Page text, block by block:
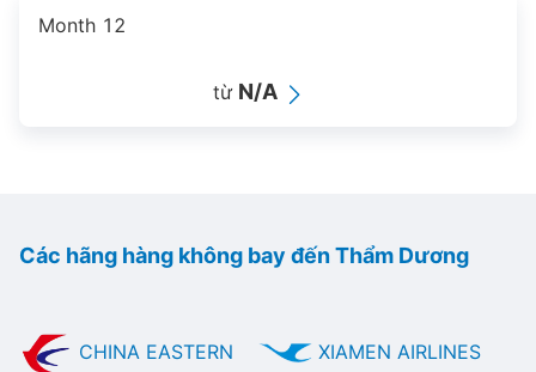
Month 12
từ N/A
Các hãng hàng không bay đến Thẩm Dương
CHINA EASTERN XIAMEN AIRLINES